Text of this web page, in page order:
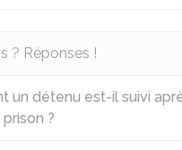
? Réponses !
un détenu est-il suivi
?